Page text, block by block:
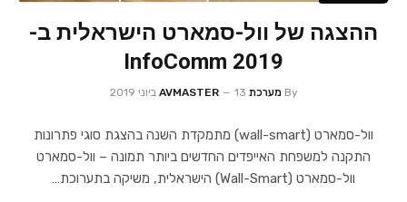
ההצגה של וול-סמארט הישראלית ב-
InfoComm 2019
By מערכת AVMASTER 13 ביוני 2019
וול-סמארט (wall-smart) מתמקדת השנה בהצגת סוגי פתרונות
התקנה למשפחת האייפדים החדשים ביותר תמונה – וול-סמארט
וול-סמארט (Wall-Smart) הישראלית, משיקה בתערוכת…